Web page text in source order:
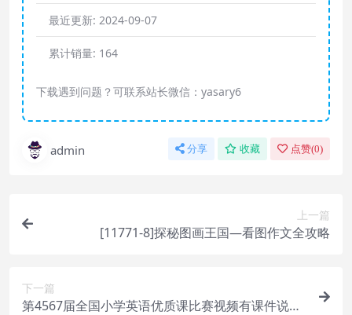
最近更新: 2024-09-07
累计销量: 164
下载遇到问题？可联系站长微信：yasary6
admin 分享 收藏 点赞(0)
上一篇
[11771-8]探秘图画王国—看图作文全攻略
下一篇
第4567届全国小学英语优质课比赛视频有课件说课